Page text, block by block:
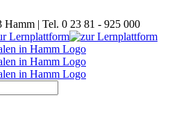
Hamm | Tel. 0 23 81 - 925 000
Lernplattform